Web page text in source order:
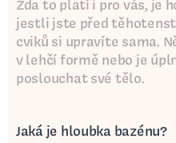
Zda to platí i pro vás, je
jestli jste před
cviků si upravíte sama.
v lehčí formě nebo je
poslouchat své tělo.
Jaká je hloubka bazénu?